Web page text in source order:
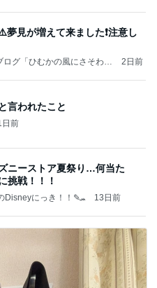
見が増えて来ました❗️注意し
グ「ひむかの風にさそわれ
2日前
言われたこと
日前
ニーストア夏祭り…何当た
挑戦！！！
高校生Dヲタ Ꭰ-ᎮꭵꭹꭴのDisneyにっき！！✎ܚ 13日前